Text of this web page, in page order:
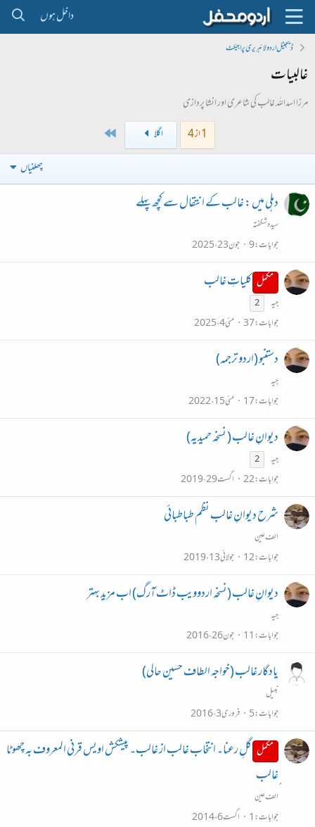
داخل ہوں
ڈیجیٹل اردو لائبریری پراجیکٹ
غالبیات
مرزا اسداللہ غالب کی شاعری اور انشا پردازی
1 از 4
اگلا
چھلنیاں
دہلی میں : غالب کے انتقال سے کچھ پہلے
سیدہ شگفتہ
جوابات 9 جون 23، 2025
مکمل کلیاتِ غالب
جیہ 2
جوابات 37 مئی 4، 2025
دستنبو (اردو ترجمہ)
جیہ
جوابات 17 مئی 15، 2022
دیوانِ غالب ( نسخہ حمیدیہ)
جیہ 2
جوابات 22 اگست 29، 2019
شرح دیوانِ غالب نظم طباطبائی
الف عین
جوابات 12 جولائی 13، 2019
دیوانِ غالب (نسخہ اردوویب ڈاٹ آرگ) اب مزید بہتر
جیہ
جوابات 11 جون 26، 2016
یادگار غالب (خواجہ الطاف حسین حالی)
نبیل
جوابات 5 فروری 3، 2016
مکمل گلِ رعنا۔ انتخاب غالب از غالب۔ پیشکش اویس قرنی المعروف بہ چھوٹا
ٍغالب
الف عین
جوابات 1 اگست 6، 2014